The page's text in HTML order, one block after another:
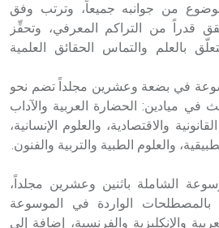
من جوانبه جميعاً، وترتب وفق
قدراً من التراكم المعرفي، وتحفِّز
بالعلم والتماس الحقائق العلمية
في بضعة وعشرين مجلداً تضم نحو
في ميادين: الحضارة العربية والآداب
والاقتصادية، والعلوم الإنسانية،
والعلوم الطبية والتربية والفنون.
الشاملة باثنين وعشرين مجلداً،
الواردة في الموسوعة
والإنكليزية والفرنسية، إضافة إلى